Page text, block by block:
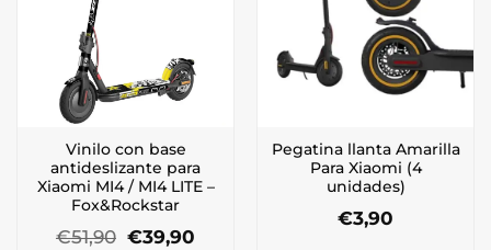
Vinilo con base
antideslizante para
Xiaomi MI4 / MI4 LITE –
Fox&Rockstar
€51,90 El
€39,90
Pegatina llanta Amarilla
Para Xiaomi (4
unidades)
€3,90